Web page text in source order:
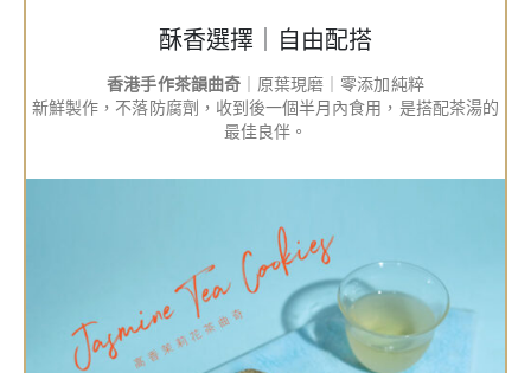
酥香選擇｜自由配搭
香港手作茶韻曲奇｜原葉現磨｜零添加純粹
新鮮製作，不落防腐劑，收到後一個半月內食用，是搭配茶湯的
最佳良伴。